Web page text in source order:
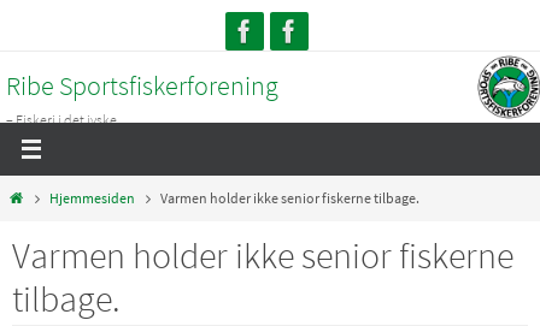
content
Ribe Sportsfiskerforening
– Fiskeri i det jyske...
HomeHjemmesiden Varmen holder ikke senior fiskerne tilbage.
Varmen holder ikke senior fiskerne
tilbage.